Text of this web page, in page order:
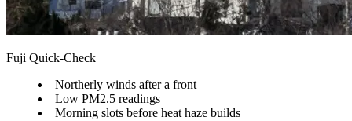
Fuji Quick-Check
Northerly winds after a front
Low PM2.5 readings
Morning slots before heat haze builds